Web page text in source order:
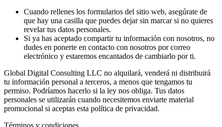
Cuando rellenes los formularios del sitio web, asegúrate de
que hay una casilla que puedes dejar sin marcar si no quieres
revelar tus datos personales.
Si ya has aceptado compartir tu información con nosotros, no
dudes en ponerte en contacto con nosotros por correo
electrónico y estaremos encantados de cambiarlo por ti.
Global Digital Consulting LLC no alquilará, venderá ni distribuirá
tu información personal a terceros, a menos que tengamos tu
permiso. Podríamos hacerlo si la ley nos obliga. Tus datos
personales se utilizarán cuando necesitemos enviarte material
promocional si aceptas esta política de privacidad.